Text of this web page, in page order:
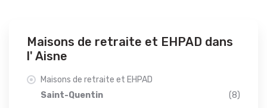
Maisons de retraite et EHPAD dans
l' Aisne
Maisons de retraite et EHPAD
Saint-Quentin
(8)